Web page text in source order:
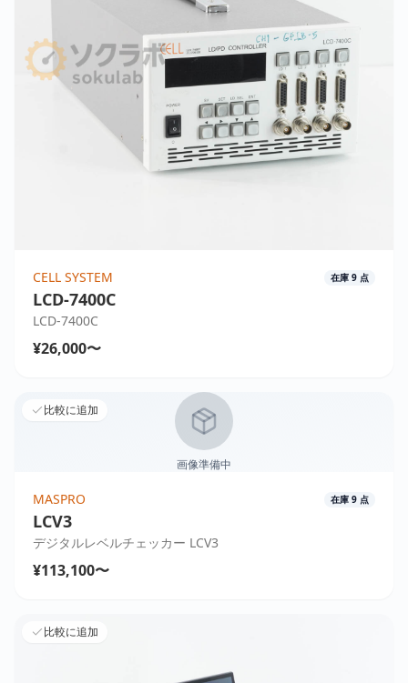
CELL SYSTEM 在庫 9 点
LCD-7400C
LCD-7400C
¥26,000〜
比較に追加
画像準備中
MASPRO 在庫 9 点
LCV3
デジタルレベルチェッカー LCV3
¥113,100〜
比較に追加